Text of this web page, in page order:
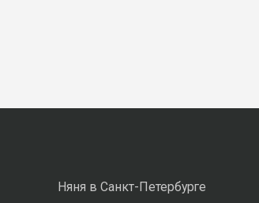
Няня в Санкт-Петербурге